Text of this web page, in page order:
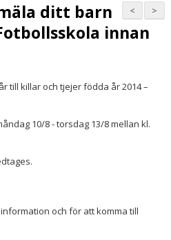
>
<
ditt barn
innan
till killar och tjejer födda år 2014 –
10/8 - torsdag 13/8 mellan kl.
och för att komma till